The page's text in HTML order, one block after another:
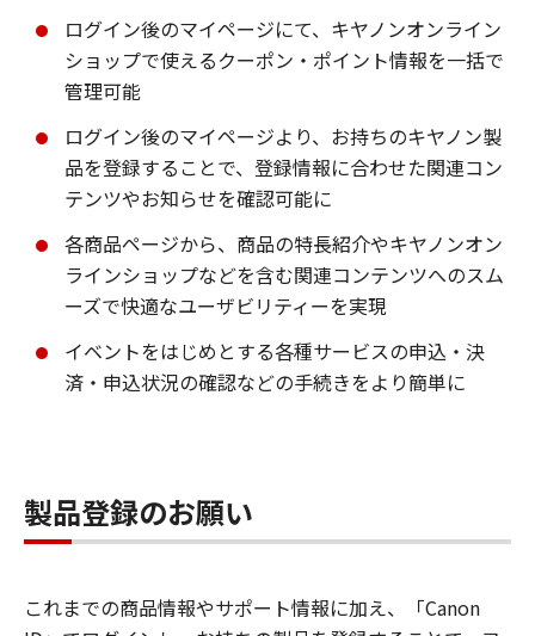
ログイン後のマイページにて、キヤノンオンライン
ショップで使えるクーポン・ポイント情報を一括で
管理可能
ログイン後のマイページより、お持ちのキヤノン製
品を登録することで、登録情報に合わせた関連コン
テンツやお知らせを確認可能に
各商品ページから、商品の特長紹介やキヤノンオン
ラインショップなどを含む関連コンテンツへのスム
ーズで快適なユーザビリティーを実現
イベントをはじめとする各種サービスの申込・決
済・申込状況の確認などの手続きをより簡単に
製品登録のお願い
これまでの商品情報やサポート情報に加え、「Canon